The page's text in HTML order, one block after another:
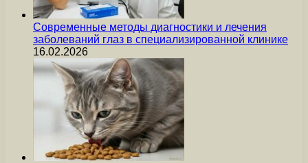
Современные методы диагностики и лечения
заболеваний глаз в специализированной клинике
16.02.2026